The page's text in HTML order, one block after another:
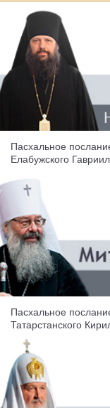
Пасхальное
Елабужского
Пасхальное
Татарстанского